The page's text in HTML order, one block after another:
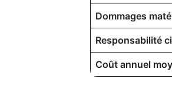
Dommages
Responsabilité
Coût annuel